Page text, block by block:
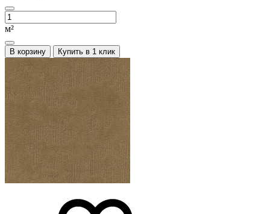
м²
В корзину Купить в 1 клик